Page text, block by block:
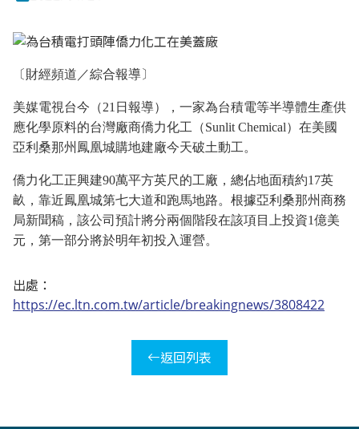
〔財經頻道／綜合報導〕
美媒電視台今（21日報導），一家為台積電等半導體生產供
應化學原料的台灣廠商僑力化工（Sunlit Chemical）在美國
亞利桑那州鳳凰城購地建廠今天破土動工。
僑力化工正興建90萬平方英尺的工廠，總佔地面積約17英
畝，靠近鳳凰城第七大道和跑馬地路。根據亞利桑那州商務
局新聞稿，該公司預計將分兩個階段在該項目上投資1億美
元，第一部分將於明年初投入運營。
出處：
https://ec.ltn.com.tw/article/breakingnews/3808422
返回列表